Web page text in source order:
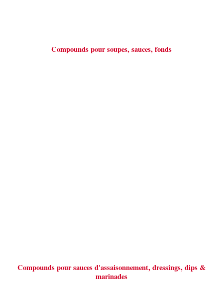
Compounds pour soupes, sauces, fonds
Compounds pour sauces d'assaisonnement, dressings, dips &
marinades